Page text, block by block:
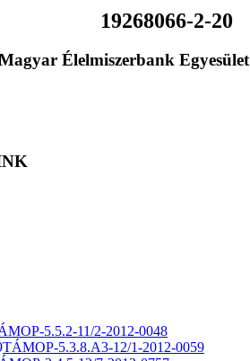
19268066-2-20
Élelmiszerbank Egyesület
5.5.2-11/2-2012-0048
TÁMOP-5.3.8.A3-12/1-2012-0059